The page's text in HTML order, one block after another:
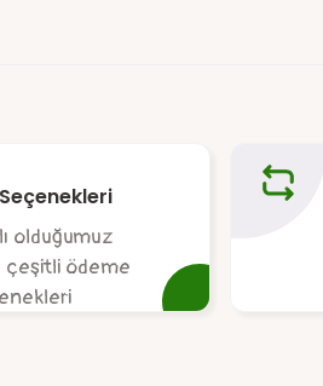
olduğumuz
çeşitli ödeme